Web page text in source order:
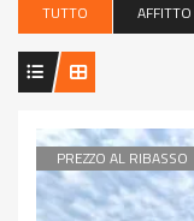
TUTTO AFFITTO
PREZZO AL RIBASSO